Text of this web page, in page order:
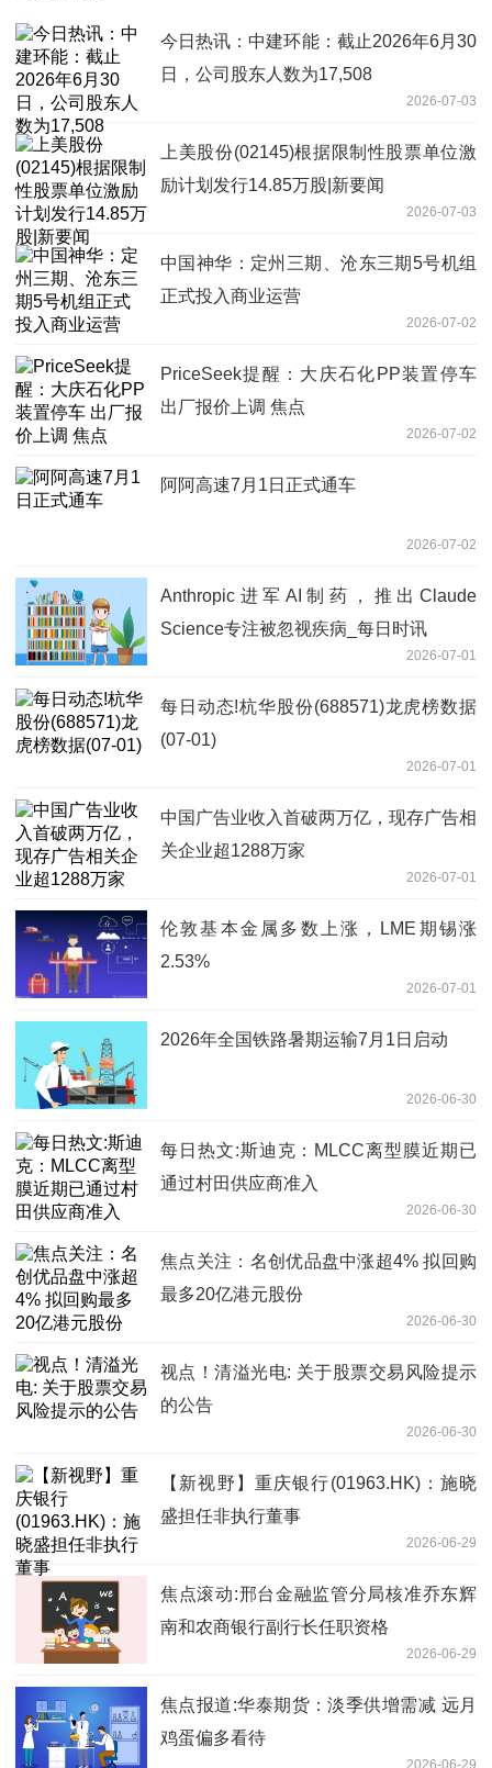
今日热讯：中建环能：截止2026年6月30
日，公司股东人数为17,508
2026-07-03
上美股份(02145)根据限制性股票单位激
励计划发行14.85万股|新要闻
2026-07-03
中国神华：定州三期、沧东三期5号机组
正式投入商业运营
2026-07-02
PriceSeek提醒：大庆石化PP装置停车
出厂报价上调 焦点
2026-07-02
阿阿高速7月1日正式通车
2026-07-02
Anthropic进军AI制药，推出Claude
Science专注被忽视疾病_每日时讯
2026-07-01
每日动态!杭华股份(688571)龙虎榜数据
(07-01)
2026-07-01
中国广告业收入首破两万亿，现存广告相
关企业超1288万家
2026-07-01
伦敦基本金属多数上涨，LME期锡涨
2.53%
2026-07-01
2026年全国铁路暑期运输7月1日启动
2026-06-30
每日热文:斯迪克：MLCC离型膜近期已
通过村田供应商准入
2026-06-30
焦点关注：名创优品盘中涨超4% 拟回购
最多20亿港元股份
2026-06-30
视点！清溢光电: 关于股票交易风险提示
的公告
2026-06-30
【新视野】重庆银行(01963.HK)：施晓
盛担任非执行董事
2026-06-29
焦点滚动:邢台金融监管分局核准乔东辉
南和农商银行副行长任职资格
2026-06-29
焦点报道:华泰期货：淡季供增需减 远月
鸡蛋偏多看待
2026-06-29